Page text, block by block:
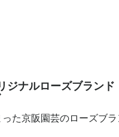
ジナルローズブランド
た京阪園芸のローズブラ